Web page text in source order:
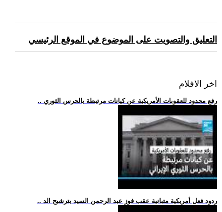
التعليق والتصويت على الموضوع في الموقع الرئيسي
اخر الافلام
.. رفع محدود للعقوبات الأمريكية عن كيانات مرتبطة بالحرس الثوري
.. ردود فعل أمريكية متبانية عقب فوز عبد الرحمن السيد بترشيح الد